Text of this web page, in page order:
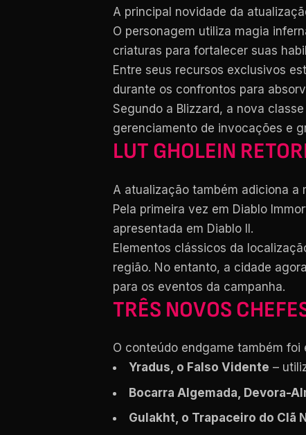
A principal novidade da
O personagem utiliza magia
criaturas para fortalecer suas
Entre seus recursos exclusivos
durante os confrontos para
Segundo a Blizzard, a nova
gerenciamento de invocações e
LUT GHOLEIN
A atualização também adiciona a
Pela primeira vez em Diablo
apresentada em Diablo II.
Elementos clássicos da
região. No entanto, a cidade
para os eventos da campanha.
TRÊS NOVOS
O conteúdo endgame também
Yradus, o Falso Vidente –
Bocarra Algemada, Devora-
Gulakht, o Trapaceiro do Clã